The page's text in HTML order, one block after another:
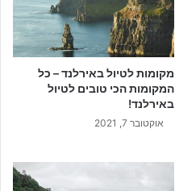
מקומות לטיול באירלנד – כל
המקומות הכי טובים לטיול
באירלנד!
אוקטובר 7, 2021